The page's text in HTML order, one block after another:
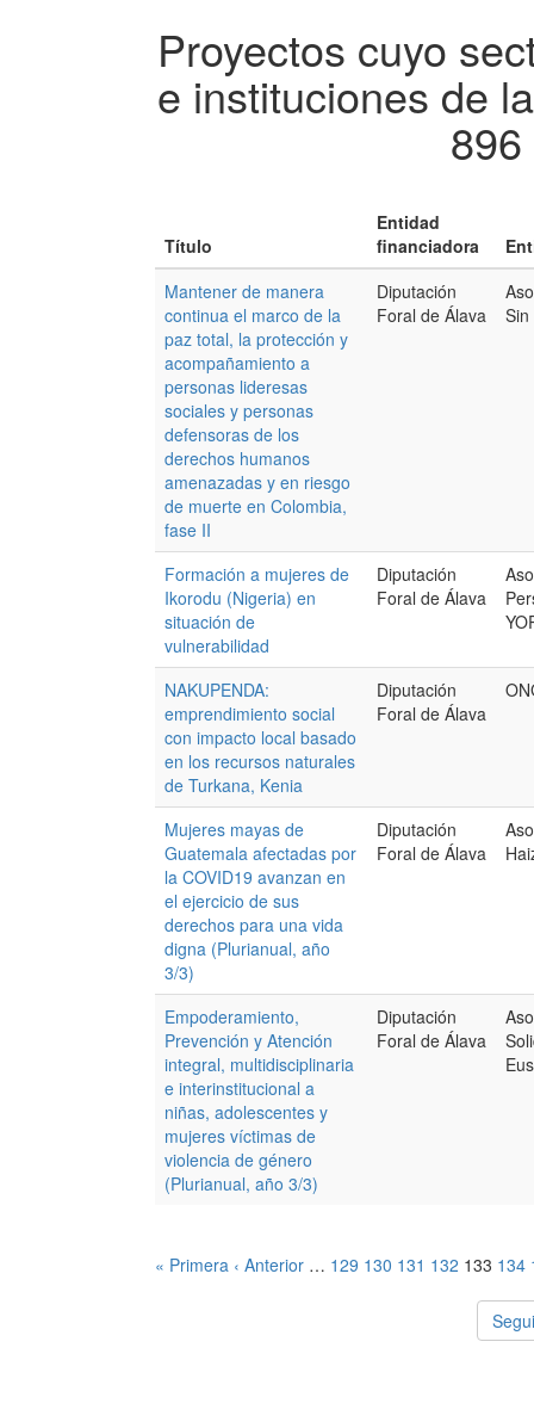
Proyectos cuyo
e instituciones de
Título
Entidad
financiadora
Mantener de manera
continua el marco de la
paz total, la protección y
acompañamiento a
personas lideresas
sociales y personas
defensoras de los
derechos humanos
amenazadas y en riesgo
de muerte en Colombia,
fase II
Diputación
Foral de Álava
Formación a mujeres de
Ikorodu (Nigeria) en
situación de
vulnerabilidad
Diputación
Foral de Álava
NAKUPENDA:
emprendimiento social
con impacto local basado
en los recursos naturales
de Turkana, Kenia
Diputación
Foral de Álava
Mujeres mayas de
Guatemala afectadas por
la COVID19 avanzan en
el ejercicio de sus
derechos para una vida
digna (Plurianual, año
3/3)
Diputación
Foral de Álava
Empoderamiento,
Prevención y Atención
integral, multidisciplinaria
e interinstitucional a
niñas, adolescentes y
mujeres víctimas de
violencia de género
(Plurianual, año 3/3)
Diputación
Foral de Álava
« Primera ‹ Anterior … 129 130 131 132 133 134